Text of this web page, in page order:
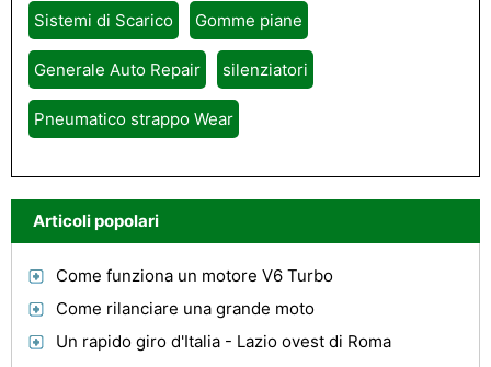
Sistemi di Scarico Gomme piane
Generale Auto Repair silenziatori
Pneumatico strappo Wear
Articoli popolari
Come funziona un motore V6 Turbo
Come rilanciare una grande moto
Un rapido giro d'Italia - Lazio ovest di Roma